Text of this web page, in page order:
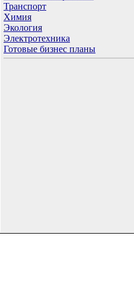
Транспорт
Химия
Экология
Электротехника
Готовые бизнес планы